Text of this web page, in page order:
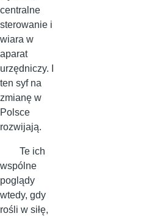
centralne
sterowanie i
wiara w
aparat
urzędniczy. I
ten syf na
zmianę w
Polsce
rozwijają.
Te ich
wspólne
poglądy
wtedy, gdy
rośli w siłę,